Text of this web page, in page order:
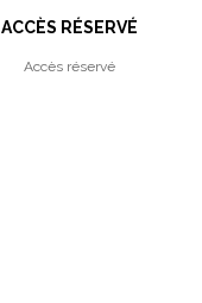
ACCÈS RÉSERVÉ
Accès réservé